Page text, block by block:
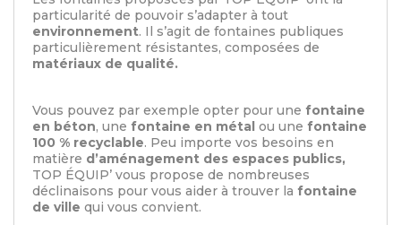
particularité de pouvoir s’adapter à tout
environnement. Il s’agit de fontaines publiques
particulièrement résistantes, composées de
matériaux de qualité.
Vous pouvez par exemple opter pour une fontaine
en béton, une fontaine en métal ou une fontaine
100 % recyclable. Peu importe vos besoins en
matière d’aménagement des espaces publics,
TOP ÉQUIP’ vous propose de nombreuses
déclinaisons pour vous aider à trouver la fontaine
de ville qui vous convient.